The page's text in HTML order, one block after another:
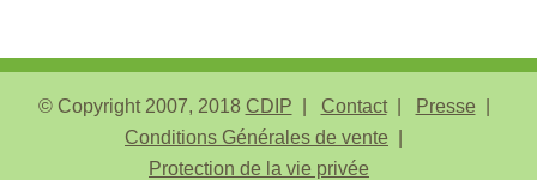
© Copyright 2007, 2018 CDIP Contact
Presse
Conditions Générales de vente
Protection de la vie privée